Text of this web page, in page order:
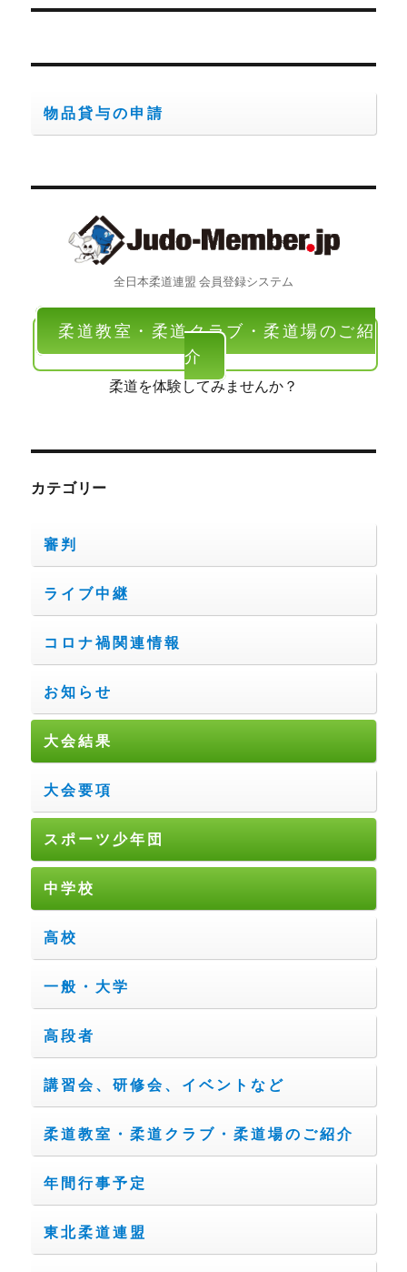
ン
稿:
物品貸与の申請
全日本柔道連盟 会員登録システム
柔道教室・柔道クラブ・柔道場のご紹
介
柔道を体験してみませんか？
カテゴリー
審判
ライブ中継
コロナ禍関連情報
お知らせ
大会結果
大会要項
スポーツ少年団
中学校
高校
一般・大学
高段者
講習会、研修会、イベントなど
柔道教室・柔道クラブ・柔道場のご紹介
年間行事予定
東北柔道連盟